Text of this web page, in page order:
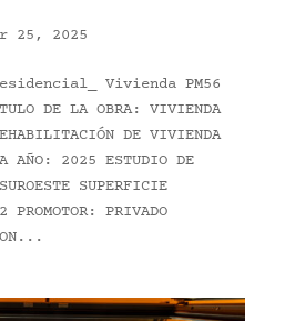
25, 2025
Vivienda PM56
DE LA OBRA: VIVIENDA
DE VIVIENDA
AÑO: 2025 ESTUDIO DE
SUPERFICIE
PROMOTOR: PRIVADO